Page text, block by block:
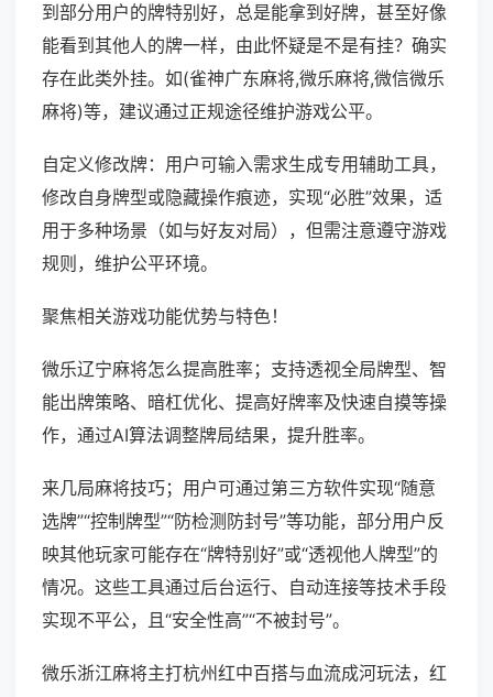
到部分用户的牌特别好，总是能拿到好牌，甚至好像
能看到其他人的牌一样，由此怀疑是不是有挂？确实
存在此类外挂。如(雀神广东麻将,微乐麻将,微信微乐
麻将)等，建议通过正规途径维护游戏公平。
自定义修改牌：用户可输入需求生成专用辅助工具，
修改自身牌型或隐藏操作痕迹，实现“必胜”效果，适
用于多种场景（如与好友对局），但需注意遵守游戏
规则，维护公平环境。
聚焦相关游戏功能优势与特色！
微乐辽宁麻将怎么提高胜率；支持透视全局牌型、智
能出牌策略、暗杠优化、提高好牌率及快速自摸等操
作，通过AI算法调整牌局结果，提升胜率。
来几局麻将技巧；用户可通过第三方软件实现“随意
选牌”“控制牌型”“防检测防封号”等功能，部分用户反
映其他玩家可能存在“牌特别好”或“透视他人牌型”的
情况。这些工具通过后台运行、自动连接等技术手段
实现不平公，且“安全性高”“不被封号”。
微乐浙江麻将主打杭州红中百搭与血流成河玩法，红